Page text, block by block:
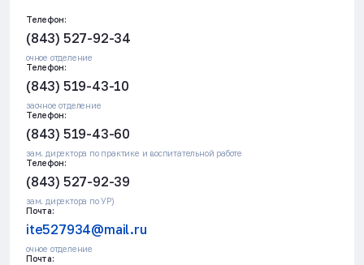
Телефон:
(843) 527-92-34
очное отделение
Телефон:
(843) 519-43-10
заочное отделение
Телефон:
(843) 519-43-60
зам. директора по практике и воспитательной работе
Телефон:
(843) 527-92-39
зам. директора по УР)
Почта:
ite527934@mail.ru
очное отделение
Почта: